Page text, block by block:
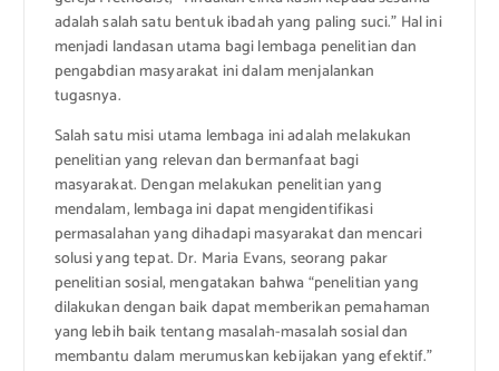
adalah salah satu bentuk ibadah yang paling suci.” Hal ini
menjadi landasan utama bagi lembaga penelitian dan
pengabdian masyarakat ini dalam menjalankan
tugasnya.
Salah satu misi utama lembaga ini adalah melakukan
penelitian yang relevan dan bermanfaat bagi
masyarakat. Dengan melakukan penelitian yang
mendalam, lembaga ini dapat mengidentifikasi
permasalahan yang dihadapi masyarakat dan mencari
solusi yang tepat. Dr. Maria Evans, seorang pakar
penelitian sosial, mengatakan bahwa “penelitian yang
dilakukan dengan baik dapat memberikan pemahaman
yang lebih baik tentang masalah-masalah sosial dan
membantu dalam merumuskan kebijakan yang efektif.”